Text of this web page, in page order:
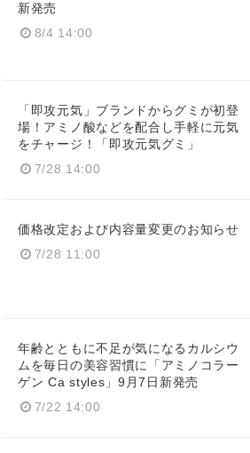
新発売
8/4 14:00
「即攻元気」ブランドからグミが初登
場！アミノ酸などを配合し手軽に元気
をチャージ！「即攻元気グミ」
7/28 14:00
価格改定および内容量変更のお知らせ
7/28 11:00
年齢とともに不足が気になるカルシウ
ムを毎日の美容習慣に「アミノコラー
ゲン Ca styles」9月7日新発売
7/22 14:00